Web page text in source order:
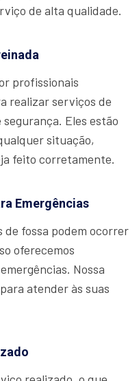
de alta qualidade.
profissionais
realizar serviços de
Eles estão
situação,
feito corretamente.
Emergências
de fossa podem ocorrer
oferecemos
Nossa
atender às suas